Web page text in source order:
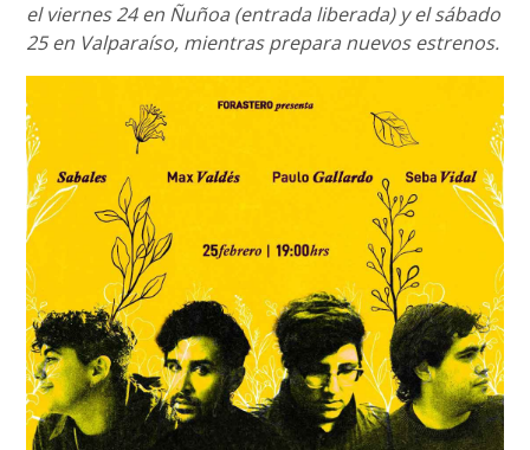
el viernes 24 en Ñuñoa (entrada liberada) y el sábado
25 en Valparaíso, mientras prepara nuevos estrenos.